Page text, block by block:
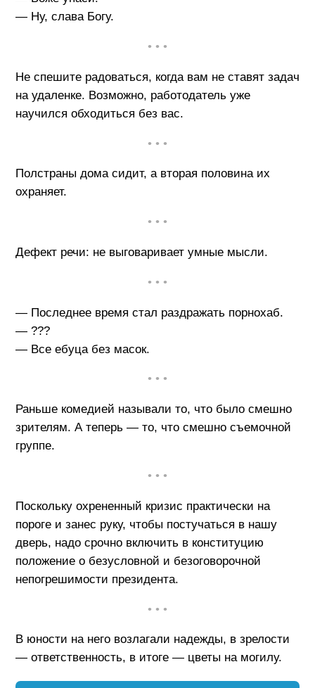
— Ну, слава Богу.
• • •
Не спешите радоваться, когда вам не ставят задач
на удаленке. Возможно, работодатель уже
научился обходиться без вас.
• • •
Полстраны дома сидит, а вторая половина их
охраняет.
• • •
Дефект речи: не выговаривает умные мысли.
• • •
— Последнее время стал раздражать порнохаб.
— ???
— Все ебуца без масок.
• • •
Раньше комедией называли то, что было смешно
зрителям. А теперь — то, что смешно съемочной
группе.
• • •
Поскольку охрененный кризис практически на
пороге и занес руку, чтобы постучаться в нашу
дверь, надо срочно включить в конституцию
положение о безусловной и безоговорочной
непогрешимости президента.
• • •
В юности на него возлагали надежды, в зрелости
— ответственность, в итоге — цветы на могилу.